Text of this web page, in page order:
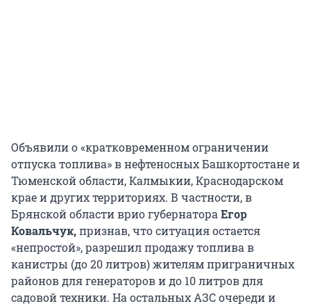
Объявили о «кратковременном ограничении
отпуска топлива» в нефтеносных Башкортостане и
Тюменской области, Калмыкии, Краснодарском
крае и других территориях. В частности, в
Брянской области врио губернатораЕгор
Ковальчук,признав, что ситуация остается
«непростой», разрешил продажу топлива в
канистры (до 20 литров) жителям приграничных
районов для генераторов и до 10 литров для
садовой техники. На остальных АЗС очереди и